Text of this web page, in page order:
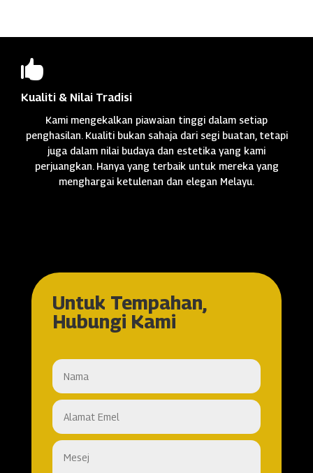

Kualiti & Nilai Tradisi
Kami mengekalkan piawaian tinggi dalam setiap
penghasilan. Kualiti bukan sahaja dari segi buatan, tetapi
juga dalam nilai budaya dan estetika yang kami
perjuangkan. Hanya yang terbaik untuk mereka yang
menghargai ketulenan dan elegan Melayu.
Untuk Tempahan,
Hubungi Kami